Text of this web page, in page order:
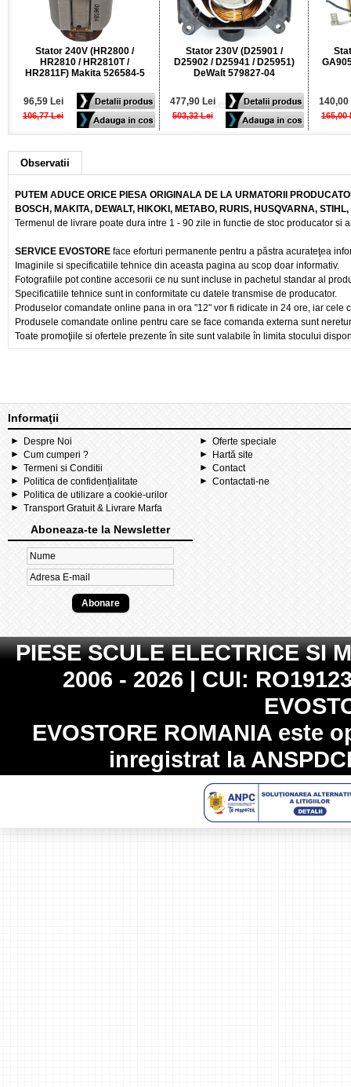
Stator 240V (HR2800 /
HR2810 / HR2810T /
HR2811F) Makita 526584-5
96,59 Lei
106,77 Lei
Stator 230V (D25901 /
D25902 / D25941 / D25951)
DeWalt 579827-04
477,90 Lei
503,32 Lei
140,00
165,00
Observatii
PUTEM ADUCE ORICE PIESA ORIGINALA DE LA URMATORII
BOSCH, MAKITA, DEWALT, HIKOKI, METABO, RURIS, HUSQVARNA,
Termenul de livrare poate dura intre 1 - 90 zile in functie de stoc producator si
SERVICE EVOSTORE face eforturi permanente pentru a păstra acurateţea
Imaginile si specificatiile tehnice din aceasta pagina au scop doar informativ.
Fotografiile pot contine accesorii ce nu sunt incluse in pachetul standar al
Specificatiile tehnice sunt in conformitate cu datele transmise de producator.
Produselor comandate online pana in ora "12" vor fi ridicate in 24 ore, iar cele
Produsele comandate online pentru care se face comanda externa sunt
Toate promoţiile si ofertele prezente în site sunt valabile în limita stocului
Informaţii
Despre Noi
Cum cumperi ?
Termeni si Conditii
Politica de confidențialitate
Politica de utilizare a cookie-urilor
Transport Gratuit & Livrare Marfa
Oferte speciale
Hartă site
Contact
Contactati-ne
Aboneaza-te la Newsletter
PIESE SCULE ELECTRICE SI
2006 - 2026 | CUI:
EVOSTORE ROMANIAeste
inregistrat la